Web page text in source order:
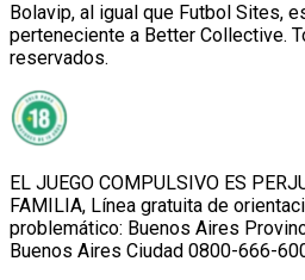
Bolavip, al igual que Futbol Sites,
perteneciente a Better Collective.
reservados.
EL JUEGO COMPULSIVO ES
FAMILIA, Línea gratuita de
problemático: Buenos Aires
Buenos Aires Ciudad 0800-666-